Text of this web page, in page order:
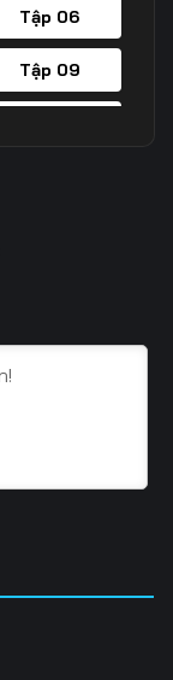
Tập 06
Tập 09
Tập 33
Tập 39